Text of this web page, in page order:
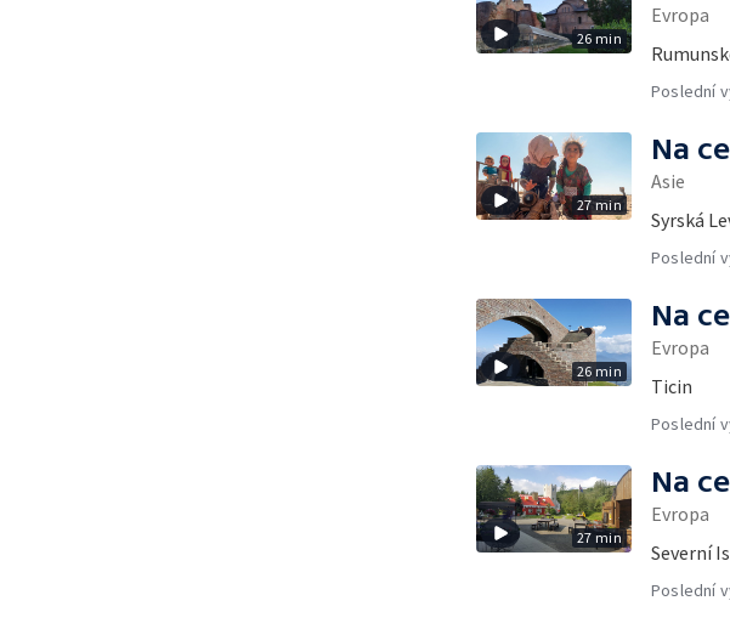
26 min
Evropa
Poslední
27 min
Na
Asie
Syrská
Poslední
26 min
Na
Evropa
Ticin
Poslední
27 min
Na
Evropa
Severní
Poslední